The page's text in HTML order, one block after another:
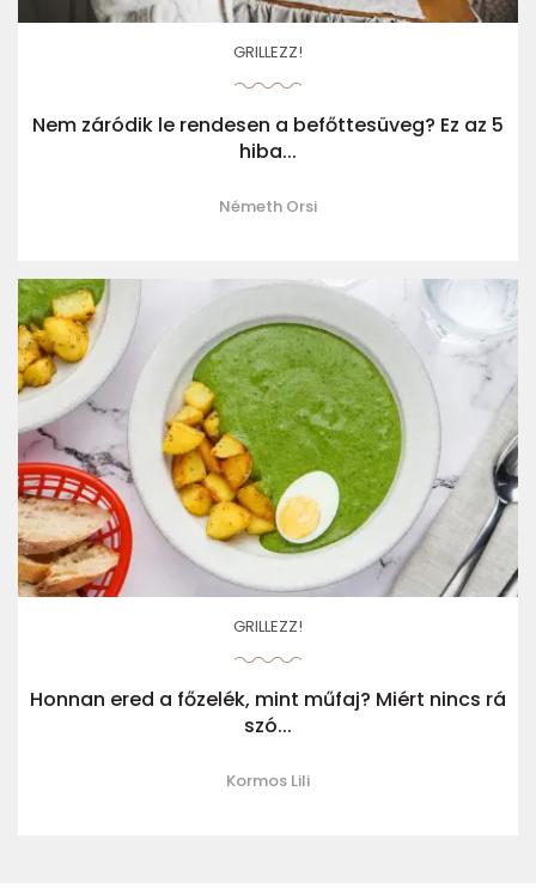
GRILLEZZ!
Nem záródik le rendesen a befőttesüveg? Ez az 5
hiba...
Németh Orsi
GRILLEZZ!
Honnan ered a főzelék, mint műfaj? Miért nincs rá
szó...
Kormos Lili